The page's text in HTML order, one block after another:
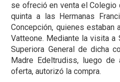
se ofreció en venta el
quinta a las Hermanas
Concepción, quienes estaban
Vatteone. Mediante la visita a
Superiora General de dicha
Madre Edeltrudiss, luego de
oferta, autorizó la compra.